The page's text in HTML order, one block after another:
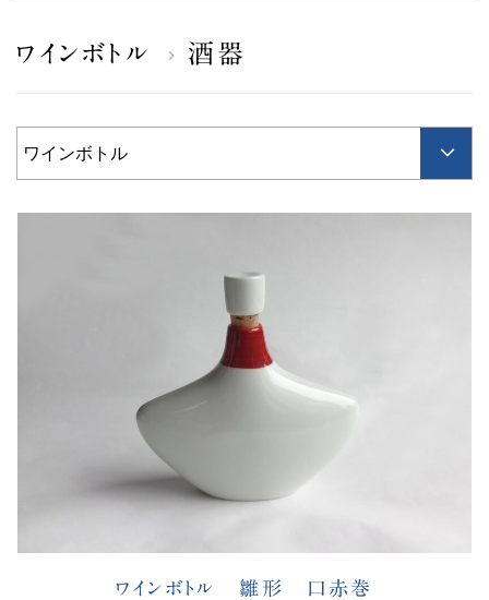
ワインボトル 酒器
ワインボトル 雛形 口赤巻